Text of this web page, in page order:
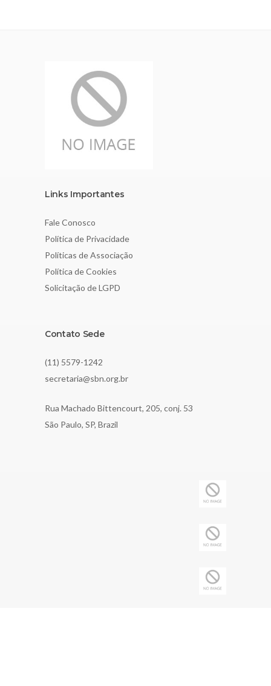
Links Importantes
Fale Conosco
Política de Privacidade
Políticas de Associação
Política de Cookies
Solicitação de LGPD
Contato Sede
(11) 5579-1242
secretaria@sbn.org.br
Rua Machado Bittencourt, 205, conj. 53
São Paulo, SP, Brazil